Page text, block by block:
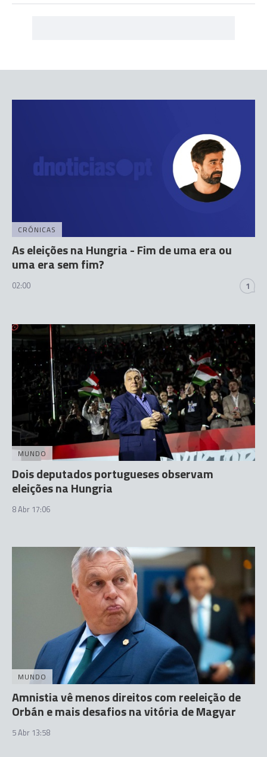
CRÓNICAS
As eleições na Hungria - Fim de uma era ou
uma era sem fim?
02:00 1
MUNDO
Dois deputados portugueses observam
eleições na Hungria
8 Abr 17:06
MUNDO
Amnistia vê menos direitos com reeleição de
Orbán e mais desafios na vitória de Magyar
5 Abr 13:58